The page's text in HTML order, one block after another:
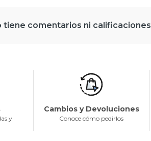
tiene comentarios ni calificaciones
y
Cambios y Devoluciones
Conoce cómo pedirlos